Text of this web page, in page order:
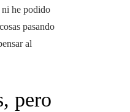
ni he podido
pasando
al
pero